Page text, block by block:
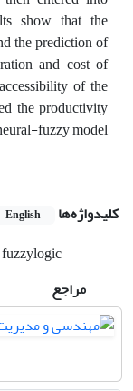
show that the
the prediction of
and cost of
of the
the productivity
fuzzy model
کلیدواژه‌ها English
fuzzylogic
مراجع